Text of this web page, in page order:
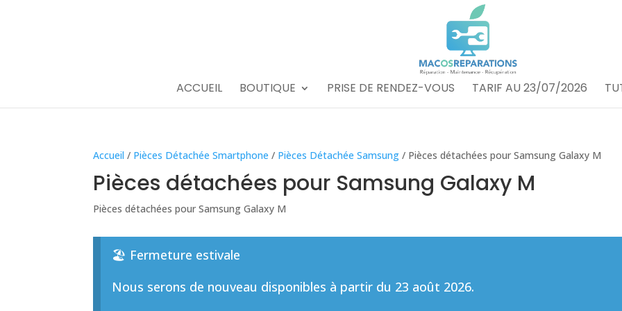
ACCUEIL BOUTIQUE PRISE DE RENDEZ-VOUS TARIF AU 23/07/2026
Accueil / Pièces Détachée Smartphone / Pièces Détachée Samsung / Pièces détachées pour Samsung Galaxy M
Pièces détachées pour Samsung Galaxy M
Pièces détachées pour Samsung Galaxy M
🏖️ Fermeture estivale
Nous serons de nouveau disponibles à partir du 23 août 2026.